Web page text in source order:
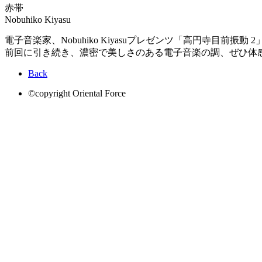
赤帯
Nobuhiko Kiyasu
電子音楽家、Nobuhiko Kiyasuプレゼンツ「高円寺目前振動 2
前回に引き続き、濃密で美しさのある電子音楽の調、ぜひ体
Back
©copyright Oriental Force